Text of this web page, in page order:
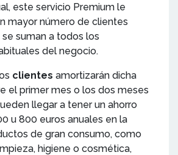
este servicio Premium le
mayor número de clientes
suman a todos los
del negocio.
clientes amortizarán dicha
el primer mes o los dos meses
llegar a tener un ahorro
u 800 euros anuales en la
de gran consumo, como
higiene o cosmética,